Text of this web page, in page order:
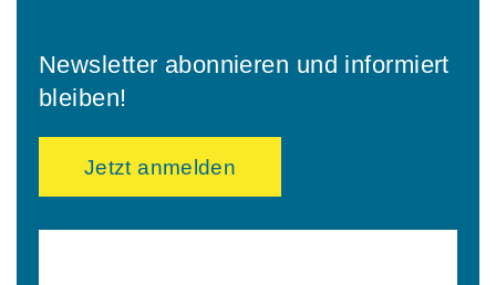
Newsletter abonnieren und informiert
bleiben!
Jetzt anmelden